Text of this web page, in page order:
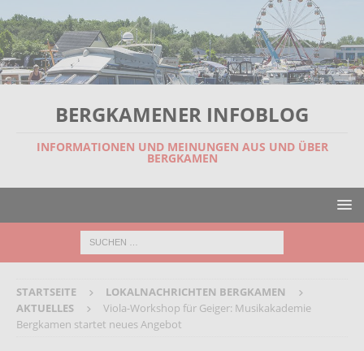
BERGKAMENER INFOBLOG
INFORMATIONEN UND MEINUNGEN AUS UND ÜBER
BERGKAMEN
STARTSEITE
LOKALNACHRICHTEN BERGKAMEN
AKTUELLES
Viola-Workshop für Geiger: Musikakademie
Bergkamen startet neues Angebot